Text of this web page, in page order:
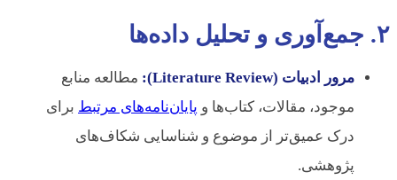
۲. جمع‌آوری و تحلیل داده‌ها
مرور ادبیات (Literature Review):
مطالعه منابع
موجود، مقالات، کتاب‌ها و پایان‌نامه‌های مرتبط برای
درک عمیق‌تر از موضوع و شناسایی شکاف‌های
پژوهشی.